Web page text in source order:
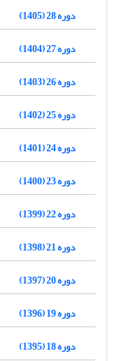
دوره 28 (1405)
دوره 27 (1404)
دوره 26 (1403)
دوره 25 (1402)
دوره 24 (1401)
دوره 23 (1400)
دوره 22 (1399)
دوره 21 (1398)
دوره 20 (1397)
دوره 19 (1396)
دوره 18 (1395)